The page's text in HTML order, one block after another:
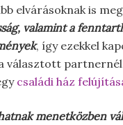
elvárásoknak is
valamint a
, így ezekkel
választott
családi ház
menetközben